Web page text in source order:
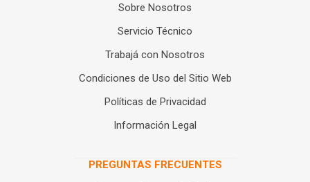
Sobre Nosotros
Servicio Técnico
Trabajá con Nosotros
Condiciones de Uso del Sitio Web
Políticas de Privacidad
Información Legal
PREGUNTAS FRECUENTES